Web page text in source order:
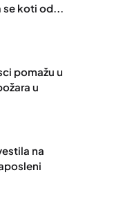
se koti od...
pomažu u
u
na